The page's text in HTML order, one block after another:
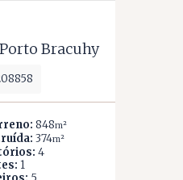
Bracuhy
848m²
374m²
4
1